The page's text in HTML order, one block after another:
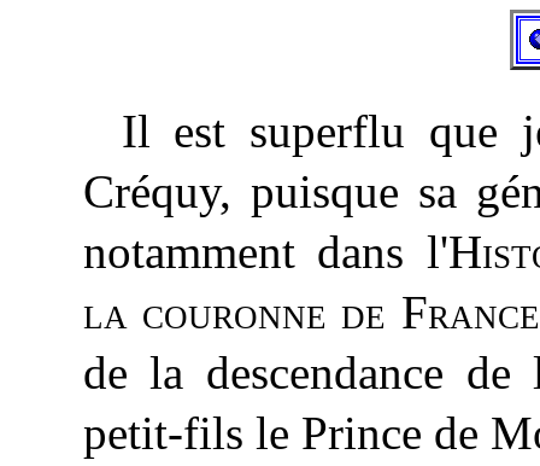
Il est superflu que
Créquy, puisque sa
notamment dans l'
la couronne de France
de la descendance
petit-fils le Prince de